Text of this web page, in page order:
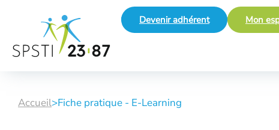
Devenir adhérent Mon
Accueil>Fiche pratique - E-Learning